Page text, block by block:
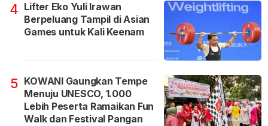
4 Lifter Eko Yuli Irawan
Berpeluang Tampil di Asian
Games untuk Kali Keenam
5 KOWANI Gaungkan Tempe
Menuju UNESCO, 1.000
Lebih Peserta Ramaikan Fun
Walk dan Festival Pangan